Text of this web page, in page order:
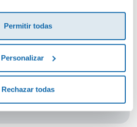
Permitir todas
Personalizar
Rechazar todas
Debes iniciar sesión para poder valorarlo